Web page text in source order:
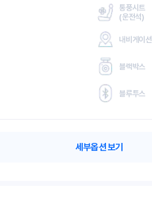
통풍시트
(운전석)
내비게이션
블랙박스
블루투스
세부옵션 보기